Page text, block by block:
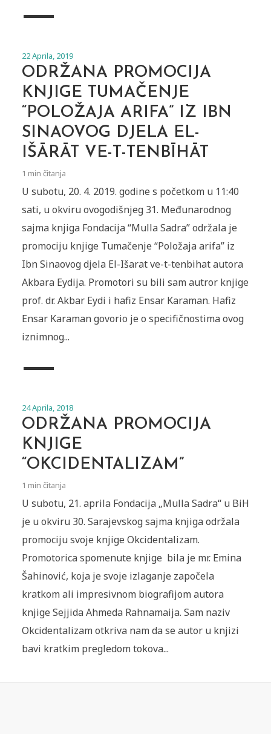
22 Aprila, 2019
ODRŽANA PROMOCIJA
KNJIGE TUMAČENJE
“POLOŽAJA ARIFA” IZ IBN
SINAOVOG DJELA EL-
IŠĀRĀT VE-T-TENBĪHĀT
1 min čitanja
U subotu, 20. 4. 2019. godine s početkom u 11:40
sati, u okviru ovogodišnjeg 31. Međunarodnog
sajma knjiga Fondacija “Mulla Sadra” održala je
promociju knjige Tumačenje “Položaja arifa” iz
Ibn Sinaovog djela El-Išarat ve-t-tenbihat autora
Akbara Eydija. Promotori su bili sam autror knjige
prof. dr. Akbar Eydi i hafiz Ensar Karaman. Hafiz
Ensar Karaman govorio je o specifičnostima ovog
iznimnog...
24 Aprila, 2018
ODRŽANA PROMOCIJA
KNJIGE
“OKCIDENTALIZAM”
1 min čitanja
U subotu, 21. aprila Fondacija „Mulla Sadra“ u BiH
je u okviru 30. Sarajevskog sajma knjiga održala
promociju svoje knjige Okcidentalizam.
Promotorica spomenute knjige bila je mr. Emina
Šahinović, koja je svoje izlaganje započela
kratkom ali impresivnom biografijom autora
knjige Sejjida Ahmeda Rahnamaija. Sam naziv
Okcidentalizam otkriva nam da se autor u knjizi
bavi kratkim pregledom tokova...